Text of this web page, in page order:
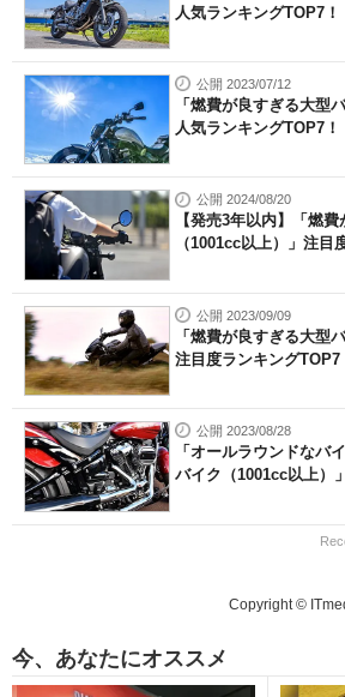
人気ランキングTOP7
公開 2023/07/12
「燃費が良すぎる大型
人気ランキングTOP7
公開 2024/08/20
【発売3年以内】「燃
（1001cc以上）」注目
公開 2023/09/09
「燃費が良すぎる大型
注目度ランキング
公開 2023/08/28
「オールラウンドなバ
バイク（1001cc以上）
Copyright ©
今、あなたにオススメ